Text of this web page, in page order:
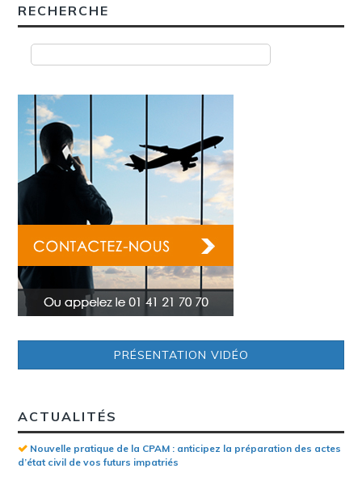
navigation
RECHERCHE
PRÉSENTATION VIDÉO
ACTUALITÉS
Nouvelle pratique de la CPAM : anticipez la préparation des actes
d’état civil de vos futurs impatriés